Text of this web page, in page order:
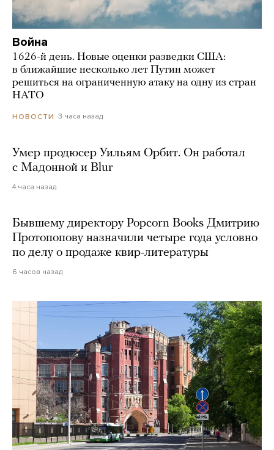
Война
1626-й день. Новые оценки разведки США:
в ближайшие несколько лет Путин может
решиться на ограниченную атаку на одну из стран
НАТО
НОВОСТИ 3 часа назад
Умер продюсер Уильям Орбит. Он работал
с Мадонной и Blur
4 часа назад
Бывшему директору Popcorn Books Дмитрию
Протопопову назначили четыре года условно
по делу о продаже квир-литературы
6 часов назад